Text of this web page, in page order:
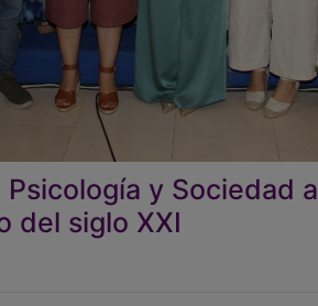
y Sociedad
del siglo XXI